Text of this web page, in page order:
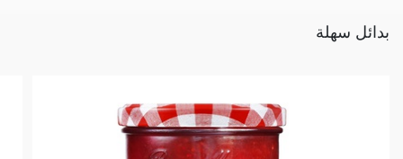
بدائل سهلة